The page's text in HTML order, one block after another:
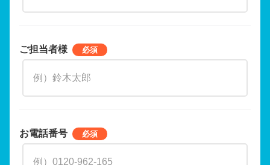
ご担当者様
お電話番号